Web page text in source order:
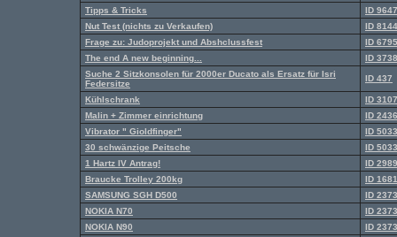
Tipps & Tricks
ID 9647
Nut Test (nichts zu Verkaufen)
ID 8144
Frage zu: Judoprojekt und Abshclussfest
ID 6795
The end A new beginning...
ID 3738
Suche 2 Sitzkonsolen für 2000er Ducato als Ersatz für Isri
Federsitze
ID 437
Kühlschrank
ID 3107
Malin + Zimmer einrichtung
ID 2436
Vibrator " Gioldfinger"
ID 5033
30 schwänzige Peitsche
ID 5033
1 Hartz IV Antrag!
ID 2989
Braucke Trolley 200kg
ID 1681
SAMSUNG SGH D500
ID 2373
NOKIA N70
ID 2373
NOKIA N90
ID 2373